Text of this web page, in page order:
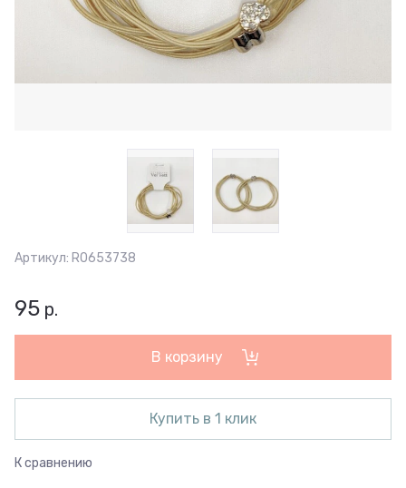
Артикул: R0653738
95 р.
В корзину
Купить в 1 клик
К сравнению